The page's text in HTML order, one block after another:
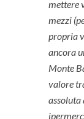
mettere
mezzi
propria
ancora
Monte
valore